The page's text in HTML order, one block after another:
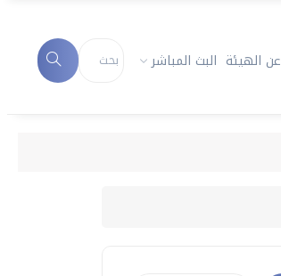
عن الهيئة البث المباشر